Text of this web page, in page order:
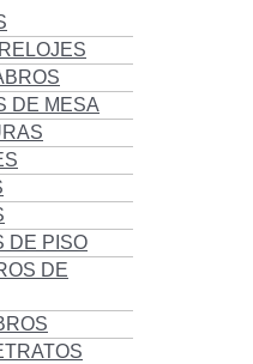
DE MESA
DE PISO
DE